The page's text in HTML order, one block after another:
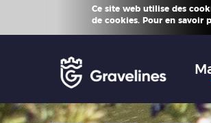
Ce site web utilise des
de cookies. Pour en savoir